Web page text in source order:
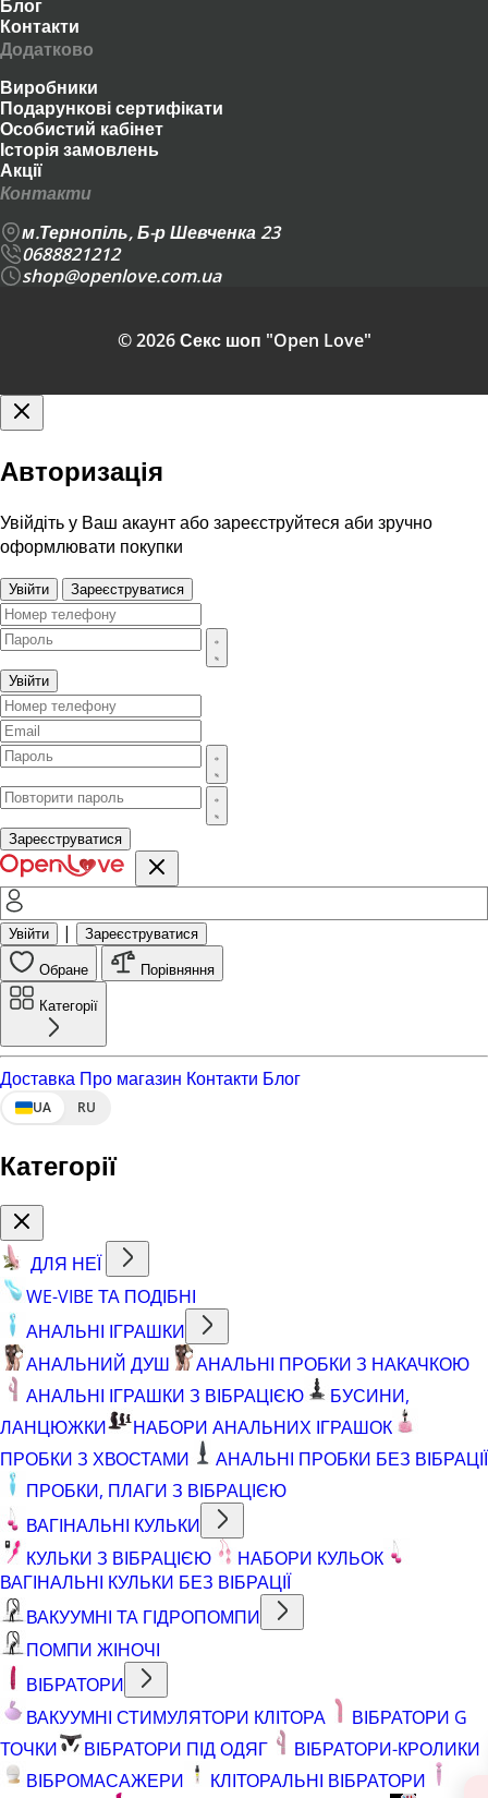
Блог
Контакти
Додатково
Виробники
Подарункові сертифікати
Особистий кабінет
Історія замовлень
Акції
Контакти
м.Тернопіль, Б-р Шевченка 23
0688821212
shop@openlove.com.ua
© 2026 Секс шоп "Open Love"
Авторизація
Увійдіть у Ваш акаунт або зареєструйтеся аби зручно
оформлювати покупки
Увійти Зареєструватися
Увійти
Зареєструватися
Увійти | Зареєструватися
Обране Порівняння
Категорії
Доставка Про магазин Контакти Блог
UA RU
Категорії
ДЛЯ НЕЇ
WE-VIBE ТА ПОДІБНІ
АНАЛЬНІ ІГРАШКИ
АНАЛЬНИЙ ДУШ
АНАЛЬНІ ПРОБКИ З НАКАЧКОЮ
АНАЛЬНІ ІГРАШКИ З ВІБРАЦІЄЮ
БУСИНИ,
ЛАНЦЮЖКИ
НАБОРИ АНАЛЬНИХ ІГРАШОК
ПРОБКИ З ХВОСТАМИ
АНАЛЬНІ ПРОБКИ БЕЗ ВІБРАЦІЇ
ПРОБКИ, ПЛАГИ З ВІБРАЦІЄЮ
ВАГІНАЛЬНІ КУЛЬКИ
КУЛЬКИ З ВІБРАЦІЄЮ
НАБОРИ КУЛЬОК
ВАГІНАЛЬНІ КУЛЬКИ БЕЗ ВІБРАЦІЇ
ВАКУУМНІ ТА ГІДРОПОМПИ
ПОМПИ ЖІНОЧІ
ВІБРАТОРИ
ВАКУУМНІ СТИМУЛЯТОРИ КЛІТОРА
ВІБРАТОРИ G
ТОЧКИ
ВІБРАТОРИ ПІД ОДЯГ
ВІБРАТОРИ-КРОЛИКИ
ВІБРОМАСАЖЕРИ
КЛІТОРАЛЬНІ ВІБРАТОРИ